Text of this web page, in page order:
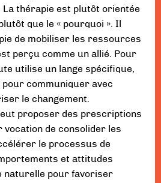
La thérapie est plutôt orientée
que le « pourquoi ». Il
de mobiliser les ressources
perçu comme un allié. Pour
utilise un lange spécifique,
pour communiquer avec
le changement.
proposer des prescriptions
vocation de consolider les
le processus de
et attitudes
naturelle pour favoriser